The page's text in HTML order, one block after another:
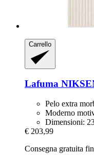
Carrello
Lafuma
Pelo extra
Moderno
Dimensioni:
€ 203,99
Consegna gratuita